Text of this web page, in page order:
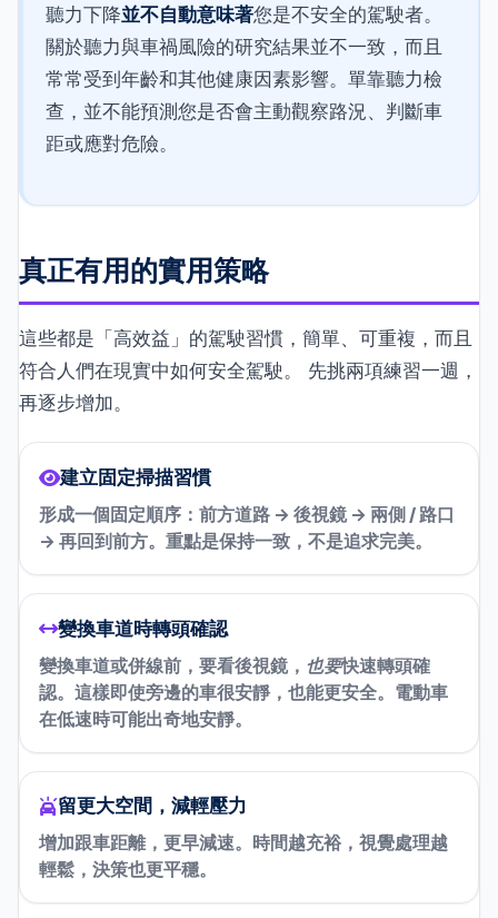
聽力下降並不自動意味著您是不安全的駕駛者。
關於聽力與車禍風險的研究結果並不一致，而且
常常受到年齡和其他健康因素影響。單靠聽力檢
查，並不能預測您是否會主動觀察路況、判斷車
距或應對危險。
真正有用的實用策略
這些都是「高效益」的駕駛習慣，簡單、可重複，而且
符合人們在現實中如何安全駕駛。 先挑兩項練習一週，
再逐步增加。
建立固定掃描習慣
形成一個固定順序：前方道路 → 後視鏡 → 兩側 / 路口
→ 再回到前方。重點是保持一致，不是追求完美。
變換車道時轉頭確認
變換車道或併線前，要看後視鏡， 也要快速轉頭確
認。這樣即使旁邊的車很安靜，也能更安全。電動車
在低速時可能出奇地安靜。
留更大空間，減輕壓力
增加跟車距離，更早減速。時間越充裕，視覺處理越
輕鬆，決策也更平穩。